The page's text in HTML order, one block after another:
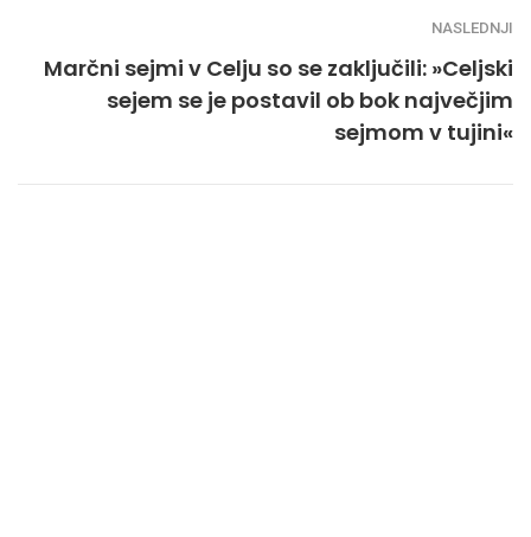
NASLEDNJI
Marčni sejmi v Celju so se zaključili: »Celjski
sejem se je postavil ob bok največjim
sejmom v tujini«